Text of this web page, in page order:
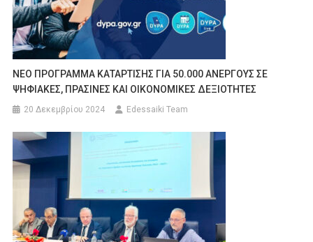
ΝΕΟ ΠΡΟΓΡΑΜΜΑ ΚΑΤΑΡΤΙΣΗΣ ΓΙΑ 50.000 ΑΝΕΡΓΟΥΣ ΣΕ
ΨΗΦΙΑΚΕΣ, ΠΡΑΣΙΝΕΣ ΚΑΙ ΟΙΚΟΝΟΜΙΚΕΣ ΔΕΞΙΟΤΗΤΕΣ
20 Δεκεμβρίου 2024 Edessaiki Team